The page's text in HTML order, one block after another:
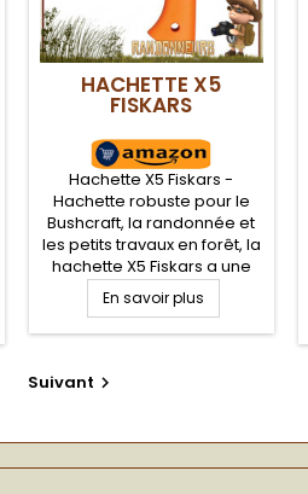
HACHETTE X5
FISKARS
Hachette X5 Fiskars -
Hachette robuste pour le
Bushcraft, la randonnée et
les petits travaux en forêt, la
hachette X5 Fiskars a une
tête coupante en acier,
manche en fibre de verre
Grip 3D très résistant et de
volumineuse et très
performante, idéale pour
nature
En savoir plus
Suivant 